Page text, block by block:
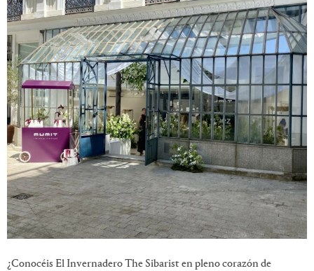
¿Conocéis El Invernadero The Sibarist en pleno corazón de